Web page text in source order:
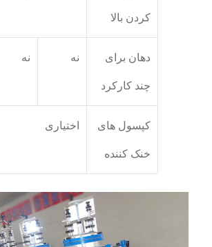
کردن بالا
دهان برای
چند کارکرد
نه نه
کپسول های
خنک کننده
اختیاری